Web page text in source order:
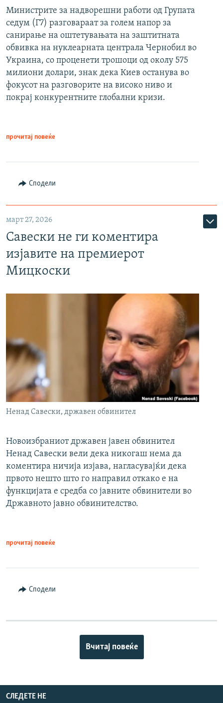
Министрите за надворешни работи од Групата
седум (Г7) разговараат за голем напор за
санирање на оштетувањата на заштитната
обвивка на нуклеарната централа Чернобил во
Украина, со проценети трошоци од околу 575
милиони долари, знак дека Киев останува во
фокусот на разговорите на високо ниво и
покрај конкурентните глобални кризи.
прочитај повеќе
Сподели
март 27, 2026
Савески не ги коментира
изјавите на премиерот
Мицкоски
Ненад Савески, државен обвинител
Новоизбраниот државен јавен обвинител
Ненад Савески вели дека никогаш нема да
коментира ничија изјава, нагласувајќи дека
првото нешто што го направил откако е на
функцијата е средба со јавните обвинители во
Државното јавно обвинителство.
прочитај повеќе
Сподели
Вчитај повеќе
СЛЕДЕТЕ НЕ